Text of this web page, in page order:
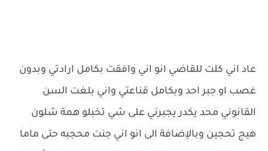
عاد اني كلت للقاضي انو اني وافقت بكامل ارادتي وبدون
غصب او جبر احد وبكامل قناعتي واني بلغت السن
القانوني محد يكدر يجبرني على شي تخبلو همة شلون
هيج تحجين وبالإضافة الى انو اني جنت محجبه حتى ماما